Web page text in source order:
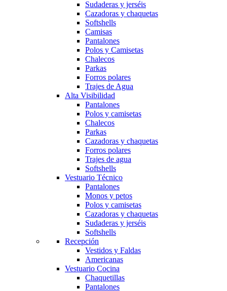
Sudaderas y jerséis
Cazadoras y chaquetas
Softshells
Camisas
Pantalones
Polos y Camisetas
Chalecos
Parkas
Forros polares
Trajes de Agua
Alta Visibilidad
Pantalones
Polos y camisetas
Chalecos
Parkas
Cazadoras y chaquetas
Forros polares
Trajes de agua
Softshells
Vestuario Técnico
Pantalones
Monos y petos
Polos y camisetas
Cazadoras y chaquetas
Sudaderas y jerséis
Softshells
Recepción
Vestidos y Faldas
Americanas
Vestuario Cocina
Chaquetillas
Pantalones